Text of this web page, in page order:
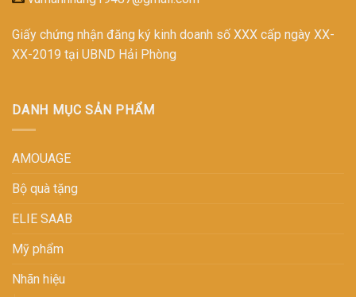
Giấy chứng nhận đăng ký kinh doanh số XXX cấp ngày XX-
XX-2019 tại UBND Hải Phòng
DANH MỤC SẢN PHẨM
AMOUAGE
Bộ quà tặng
ELIE SAAB
Mỹ phẩm
Nhãn hiệu